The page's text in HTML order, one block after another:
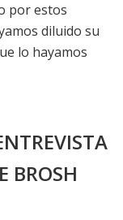
por estos
diluido su
lo hayamos
BROSH